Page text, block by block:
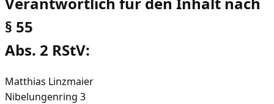
§ 55
Abs. 2 RStV:
Matthias Linzmaier
Nibelungenring 3